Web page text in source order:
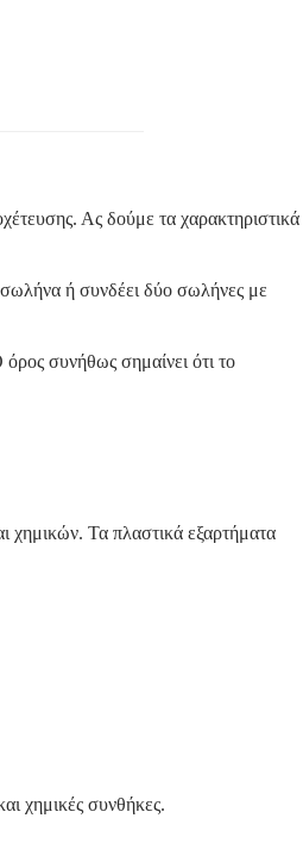
Ας δούμε τα χαρακτηριστικά
σωλήνα ή συνδέει δύο σωλήνες με
συνήθως σημαίνει ότι το
χημικών. Τα πλαστικά εξαρτήματα
χημικές συνθήκες.